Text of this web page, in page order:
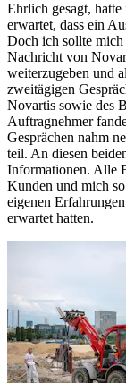
Ehrlich gesagt,
erwartet, dass ein
Doch ich sollte mich
Nachricht von
weiterzugeben und
zweitägigen
Novartis sowie des
Auftragnehmer
Gesprächen nahm
teil. An diesen
Informationen. Alle
Kunden und mich
eigenen
erwartet hatten.